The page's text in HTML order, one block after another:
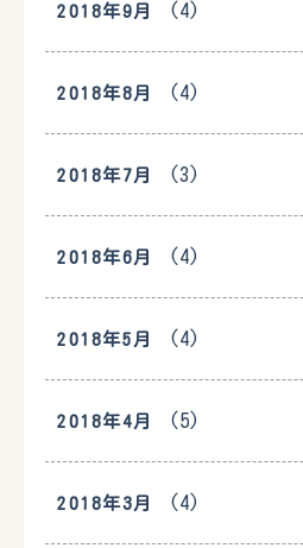
2018年9月 (4)
2018年8月 (4)
2018年7月 (3)
2018年6月 (4)
2018年5月 (4)
2018年4月 (5)
2018年3月 (4)